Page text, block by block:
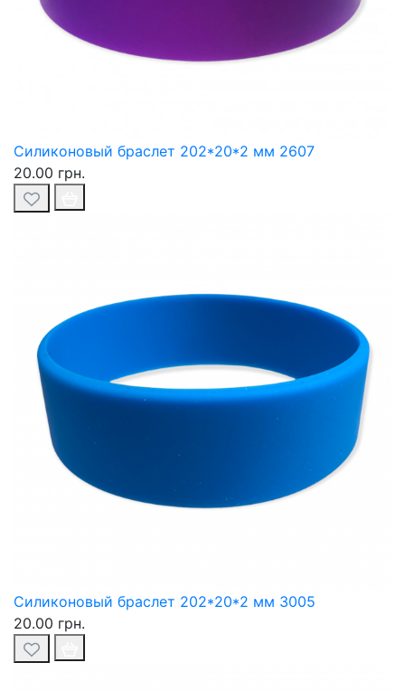
Силиконовый браслет 202*20*2 мм 2607
20.00 грн.
Силиконовый браслет 202*20*2 мм 3005
20.00 грн.